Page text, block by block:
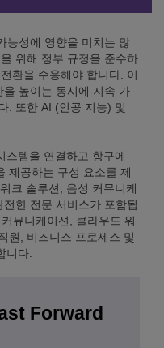
능성에 영향을 미치는 많
위해 정부 규정을 준수하
환을 수용해야 합니다. 이
높이는 동시에 지속 가
. 또한 AI (인공 지능) 및
템을 연결하고 항구에
제공하는 구성 요소를 제
크 솔루션, 음성 커뮤니케
한 전문 서비스가 포함됩
뮤니케이션, 클라우드 워
원, 비즈니스 프로세스 및
니다.
Forward